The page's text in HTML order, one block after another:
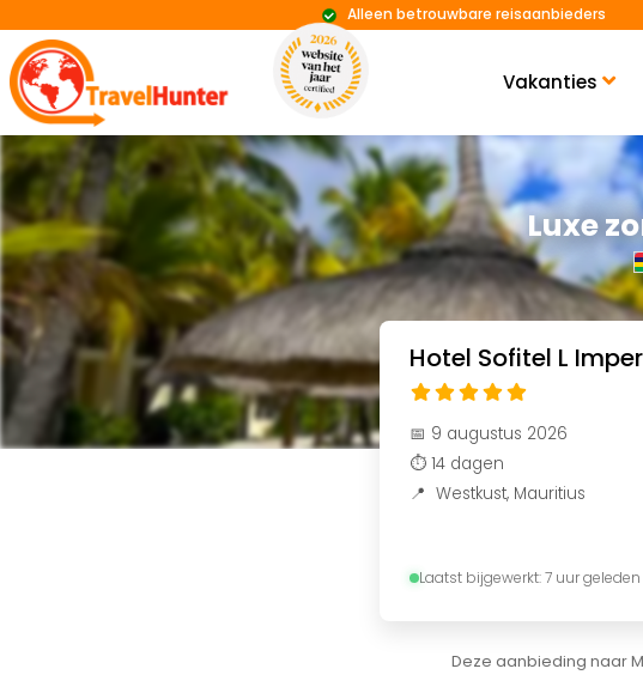
Vakanties
Alleen betrouwbare reisaanbieders
Luxe
Hotel Sofitel L
📅 9 augustus 2026
⏱️ 14 dagen
📍 Westkust, Mauritius
Laatst bijgewerkt: 7 uur geleden
Deze aanbieding naar